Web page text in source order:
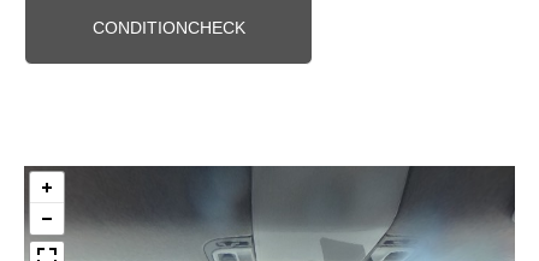
CONDITIONCHECK